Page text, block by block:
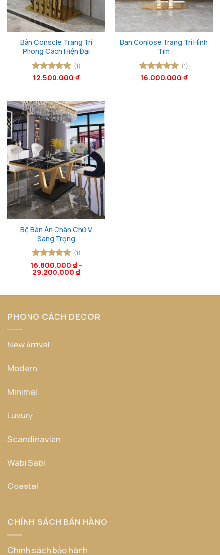
Bàn Console Trang Trí
Phong Cách Hiện Đại
Được xếp
(1)
12.500.000 ₫
Bàn Conlose Trang Trí Hình
Tim
Được xếp
(1)
16.000.000 ₫
Bộ Bàn Ăn Chân Chữ V
Sang Trọng
Được xếp
hạng55
(1)
16.800.000 ₫–
29.200.000 ₫
PHONG CÁCH DECOR
New Arrival
Modern
Minimal
Luxury
Scandinavian
Wabi Sabi
Coastal
CHÍNH SÁCH BÁN HÀNG
Chính sách bảo hành